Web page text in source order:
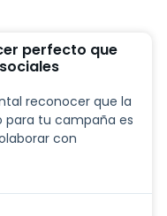
perfecto que
reconocer que la
tu campaña es
con